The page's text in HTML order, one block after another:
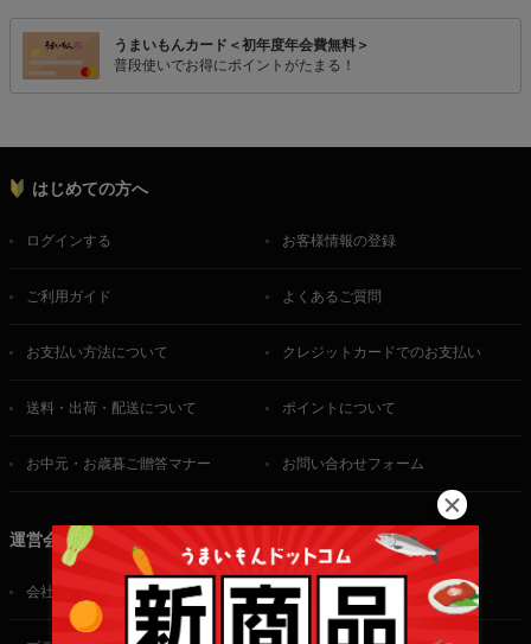
うまいもんカード＜初年度年会費無料＞
普段使いでお得にポイントがたまる！
はじめての方へ
ログインする お客様情報の登録
ご利用ガイド よくあるご質問
お支払い方法について クレジットカードでのお支払い
送料・出荷・配送について ポイントについて
お中元・お歳暮ご贈答マナー お問い合わせフォーム
運営会社
会社概要 ご利用規約